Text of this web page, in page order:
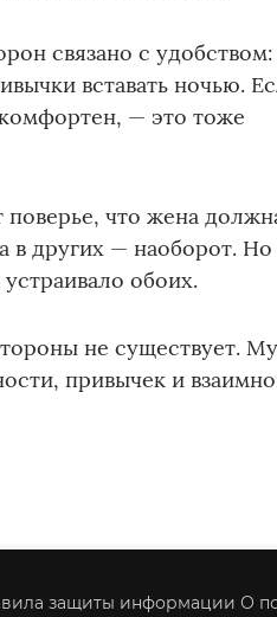
связано с удобством:
вставать ночью.
— это тоже
поверье, что жена
в других — наоборот. Но
обоих.
не существует.
привычек и
защиты информации О